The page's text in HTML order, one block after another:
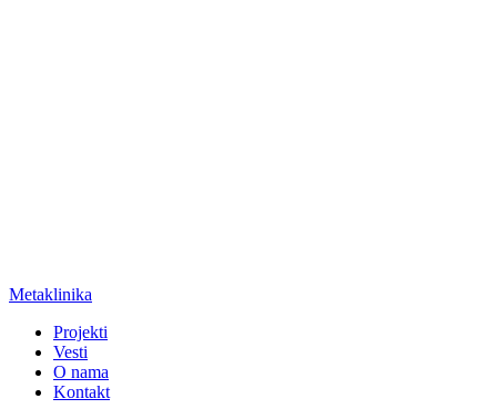
Metaklinika
Projekti
Vesti
O nama
Kontakt